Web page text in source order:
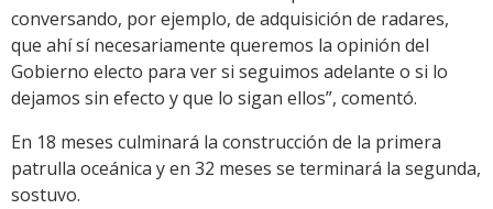
conversando, por ejemplo, de adquisición de radares,
que ahí sí necesariamente queremos la opinión del
Gobierno electo para ver si seguimos adelante o si lo
dejamos sin efecto y que lo sigan ellos”, comentó.
En 18 meses culminará la construcción de la primera
patrulla oceánica y en 32 meses se terminará la segunda,
sostuvo.